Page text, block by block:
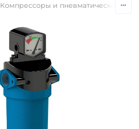
Компрессоры и пневматическое